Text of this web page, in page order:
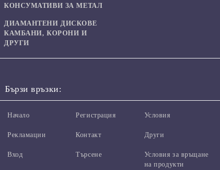
КОНСУМАТИВИ ЗА МЕТАЛ
ДИАМАНТЕНИ ДИСКОВЕ
КАМБАНИ, КОРОНИ И
ДРУГИ
Бързи връзки:
Начало
Рекламации
Вход
Регистрация
Контакт
Търсене
Условия
Други
Условия за връщане
на продукти